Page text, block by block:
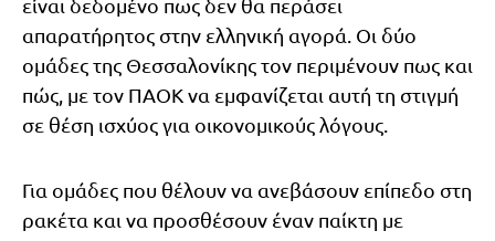
απαρατήρητος στην ελληνική αγορά. Οι δύο
ομάδες της Θεσσαλονίκης τον περιμένουν πως και
πώς, με τον ΠΑΟΚ να εμφανίζεται αυτή τη στιγμή
σε θέση ισχύος για οικονομικούς λόγους.
Για ομάδες που θέλουν να ανεβάσουν επίπεδο στη
ρακέτα και να προσθέσουν έναν παίκτη με